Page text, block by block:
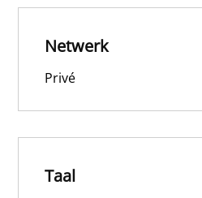
Netwerk
Privé
Taal